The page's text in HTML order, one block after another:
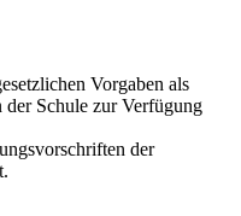
Vorgaben als
Schule zur Verfügung
der